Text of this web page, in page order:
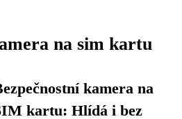
na sim kartu
kamera na
kartu: Hlídá i bez